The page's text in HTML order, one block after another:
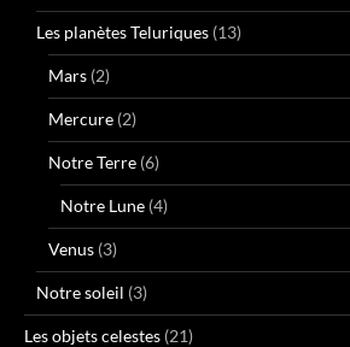
Les planètes Teluriques (13)
Mars (2)
Mercure (2)
Notre Terre (6)
Notre Lune (4)
Venus (3)
Notre soleil (3)
Les objets celestes (21)